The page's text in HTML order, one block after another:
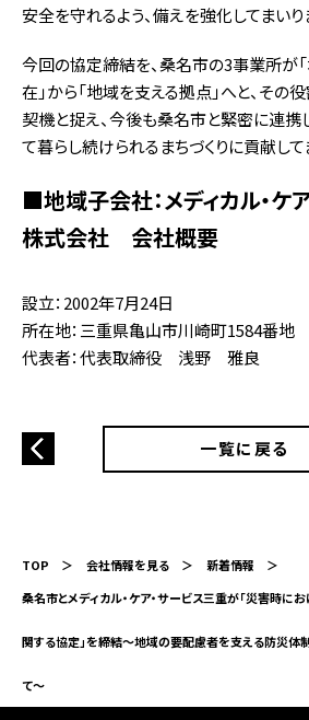
安全を守れるよう、備えを強化してまいり
今回の協定締結を、桑名市の3事業所が
在」から「地域を支える拠点」へと、その
契機と捉え、今後も桑名市と緊密に連携
て暮らし続けられるまちづくりに貢献して
■地域子会社：メディカル・ケ
株式会社 会社概要
設立：2002年7月24日
所在地：三重県亀山市川崎町1584番地
代表者：代表取締役 浅野 雅良
一覧に戻る
TOP 会社情報を見る
新着情報
桑名市とメディカル・ケア・サービス三重が「災害時に
関する協定」を締結～地域の要配慮者を支える防災体
て〜